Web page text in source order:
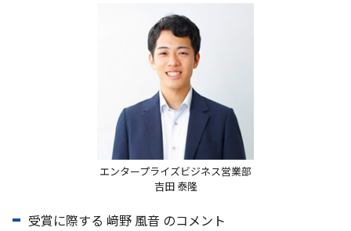
エンタープライズビジネス営業部
吉田 泰隆
受賞に際する 﨑野 風音 のコメント